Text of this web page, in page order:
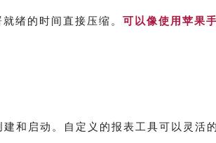
绪的时间直接压缩。 可以像使用苹果
和启动。自定义的报表工具可以灵活